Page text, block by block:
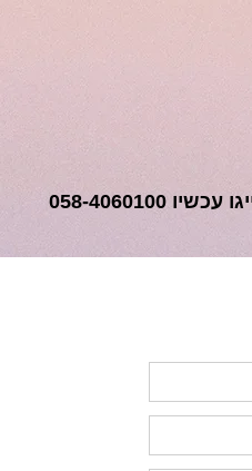
4060100